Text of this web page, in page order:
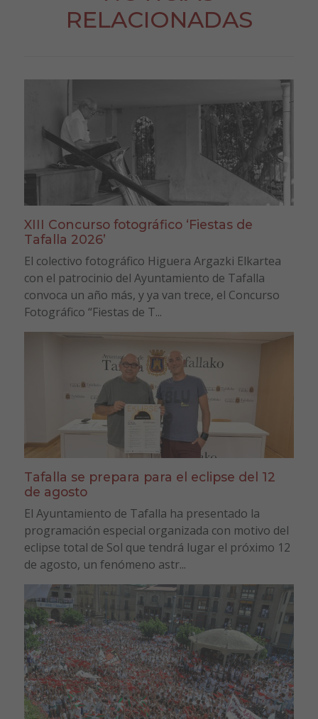
RELACIONADAS
XIII Concurso fotográfico ‘Fiestas de
Tafalla 2026’
El colectivo fotográfico Higuera Argazki Elkartea
con el patrocinio del Ayuntamiento de Tafalla
convoca un año más, y ya van trece, el Concurso
Fotográfico “Fiestas de T...
Tafalla se prepara para el eclipse del 12
de agosto
El Ayuntamiento de Tafalla ha presentado la
programación especial organizada con motivo del
eclipse total de Sol que tendrá lugar el próximo 12
de agosto, un fenómeno astr...